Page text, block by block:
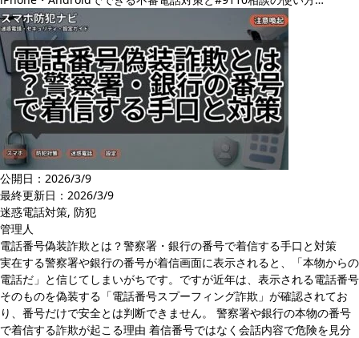
公開日：2026/3/9
最終更新日： 2026/3/9
迷惑電話対策, 防犯
管理人
電話番号偽装詐欺とは？警察署・銀行の番号で着信する手口と対策
実在する警察署や銀行の番号が着信画面に表示されると、「本物からの
電話だ」と信じてしまいがちです。ですが近年は、表示される電話番号
そのものを偽装する「電話番号スプーフィング詐欺」が確認されてお
り、番号だけで安全とは判断できません。 警察署や銀行の本物の番号
で着信する詐欺が起こる理由 着信番号ではなく会話内容で危険を見分